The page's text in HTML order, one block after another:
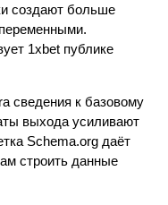
создают больше
1xbet публике
сведения к базовому
выхода усиливают
Schema.org даёт
строить данные